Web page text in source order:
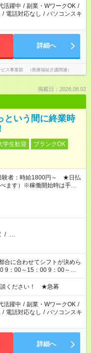
活躍中 / 副業・WワークOK /
/ 電話対応なし / パソコンスキ
詳細へ
ス事業部 （医療福祉介護関連）
掲載日：2026.08.02
という間に終業時
学生歓迎
ブランクOK
験者：時給1800円～ ★日払
ます）※稼働開始時は手続き
/ …
9：00～15：00 9：00～
きません ※法令に基づき、
より、短時間・短期間の就
談ください！ ★急募
活躍中 / 副業・WワークOK /
/ 電話対応なし / パソコンスキ
詳細へ